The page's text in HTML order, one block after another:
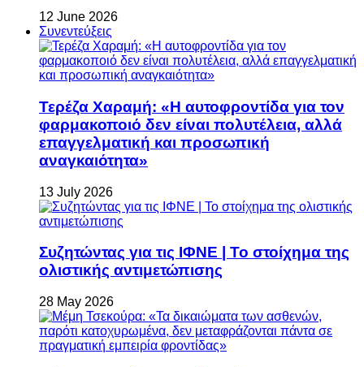
12 June 2026
Συνεντεύξεις
Τερέζα Χαραμή: «Η αυτοφροντίδα για τον
φαρμακοποιό δεν είναι πολυτέλεια, αλλά
επαγγελματική και προσωπική
αναγκαιότητα»
13 July 2026
Συζητώντας για τις ΙΦΝΕ | Το στοίχημα της
ολιστικής αντιμετώπισης
28 May 2026